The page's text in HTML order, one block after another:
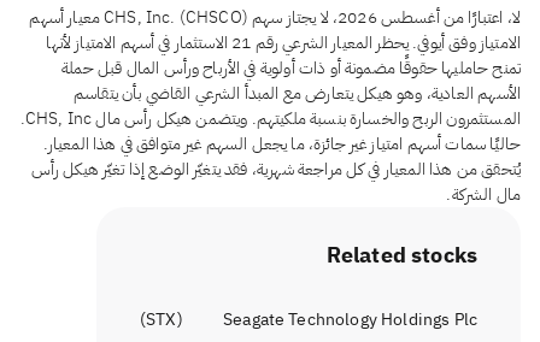
لا، اعتبارًا من أغسطس 2026، لا يجتاز سهم CHS, Inc. (CHSCO) معيار أسهم
الامتياز وفق أيوفي. يحظر المعيار الشرعي رقم 21 الاستثمار في أسهم الامتياز لأنها
تمنح حامليها حقوقًا مضمونة أو ذات أولوية في الأرباح ورأس المال قبل حملة
الأسهم العادية، وهو هيكل يتعارض مع المبدأ الشرعي القاضي بأن يتقاسم
المستثمرون الربح والخسارة بنسبة ملكيتهم. ويتضمن هيكل رأس مال CHS, Inc.
حاليًا سمات أسهم امتياز غير جائزة، ما يجعل السهم غير متوافق في هذا المعيار.
يُتحقق من هذا المعيار في كل مراجعة شهرية، فقد يتغيّر الوضع إذا تغيّر هيكل رأس
مال الشركة.
Related stocks
Seagate Technology Holdings Plc
(
STX
)